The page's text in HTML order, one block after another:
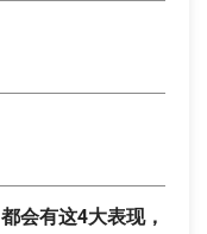
会有这4大表现，